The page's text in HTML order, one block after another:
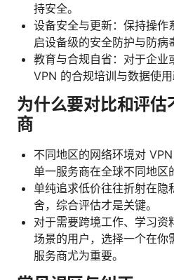
持安全。
设备安全与更新：保持操作
启设备级的安全防护与防病
教育与合规自省：对于企业
VPN 的合规培训与数据使用
为什么要对比和评
商
不同地区的网络环境对
单一服务商在全球不同地区
单纯追求低价往往折射在隐
舍，综合评估才是关键。
对于需要跨境工作、学习资
场景的用户，选择一个在你
服务商尤为重要。